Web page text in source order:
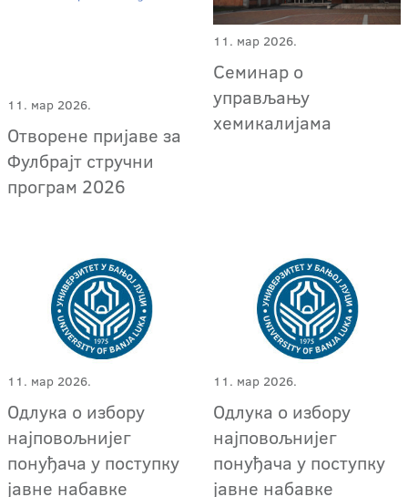
11. мар 2026.
Отворене пријаве за
Фулбрајт стручни
програм 2026
11. мар 2026.
Семинар о
управљању
хемикалијама
11. мар 2026.
Одлука о избору
најповољнијег
понуђача у поступку
јавне набавке
11. мар 2026.
Одлука о избору
најповољнијег
понуђача у поступку
јавне набавке